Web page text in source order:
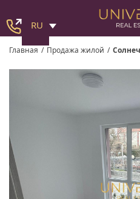
RU
Главная / Продажа жилой /